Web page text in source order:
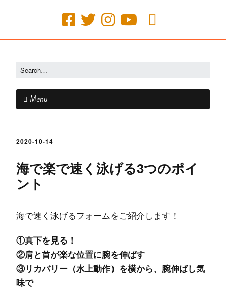
Menu
2020-10-14
海で楽で速く泳げる3つのポイ
ント
海で速く泳げるフォームをご紹介します！
①真下を見る！
②肩と首が楽な位置に腕を伸ばす
③リカバリー（水上動作）を横から、腕伸ばし気
味で